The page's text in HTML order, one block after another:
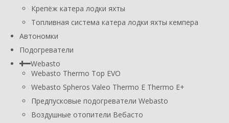
Крепёж катера лодки яхты
Топливная система катера лодки яхты кемпера
Автономки
Подогреватели
Webasto
Webasto Thermo Top EVO
Webasto Spheros Valeo Thermo E Thermo E+
Предпусковые подогреватели Webasto
Воздушные отопители Вебасто